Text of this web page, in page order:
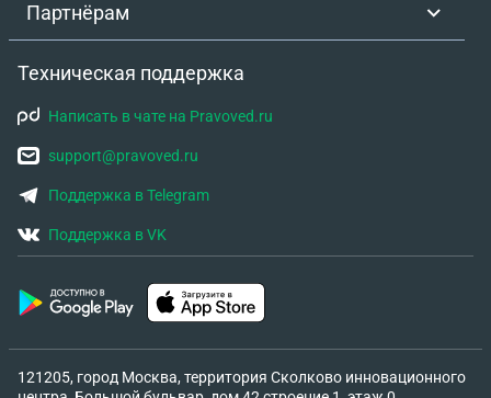
Партнёрам
Техническая поддержка
Написать в чате на Pravoved.ru
support@pravoved.ru
Поддержка в Telegram
Поддержка в VK
121205, город Москва, территория Сколково инновационного